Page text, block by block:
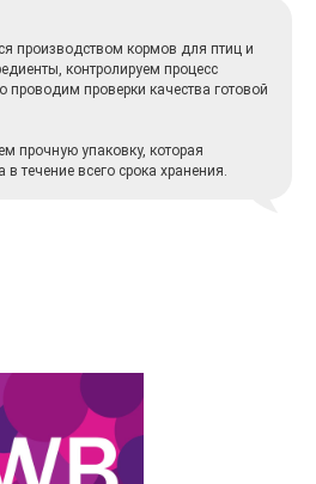
производством кормов для птиц и
контролируем процесс
проводим проверки качества готовой
прочную упаковку, которая
в течение всего срока хранения.